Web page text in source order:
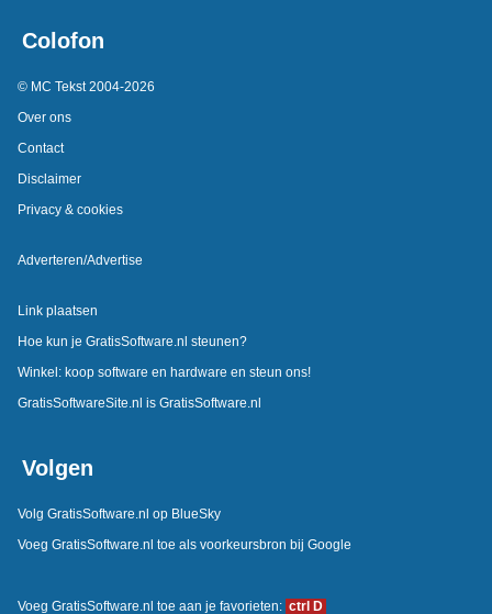
Colofon
© MC Tekst 2004-2026
Over ons
Contact
Disclaimer
Privacy & cookies
Adverteren/Advertise
Link plaatsen
Hoe kun je GratisSoftware.nl steunen?
Winkel: koop software en hardware en steun ons!
GratisSoftwareSite.nl is GratisSoftware.nl
Volgen
Volg GratisSoftware.nl op BlueSky
Voeg GratisSoftware.nl toe als voorkeursbron bij Google
Voeg GratisSoftware.nl toe aan je favorieten: ctrl D